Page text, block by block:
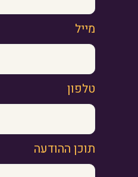
מייל
טלפון
תוכן ההודעה